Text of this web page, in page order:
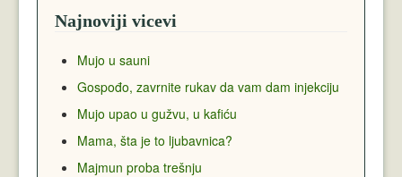
Najnoviji vicevi
Mujo u sauni
Gospođo, zavrnite rukav da vam dam injekciju
Mujo upao u gužvu, u kafiću
Mama, šta je to ljubavnica?
Majmun proba trešnju